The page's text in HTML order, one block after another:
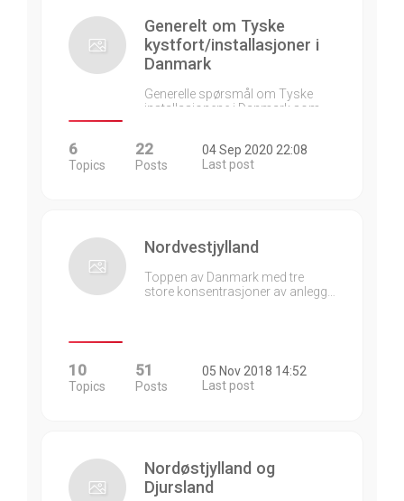
Generelt om Tyske
kystfort/installasjoner i
Danmark
Generelle spørsmål om Tyske
installasjonene i Danmark som…
6
Topics
22
Posts
04 Sep 2020 22:08
Last post
Nordvestjylland
Toppen av Danmark med tre
store konsentrasjoner av anlegg…
10
Topics
51
Posts
05 Nov 2018 14:52
Last post
Nordøstjylland og
Djursland